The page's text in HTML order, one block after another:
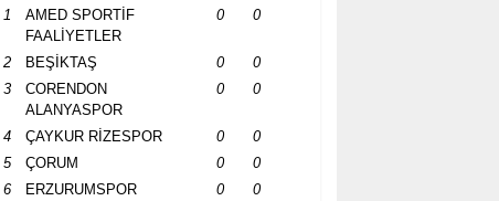
1
AMED SPORTİF
FAALİYETLER
0 0
2 BEŞİKTAŞ 0
0
3
CORENDON
ALANYASPOR
0 0
4 ÇAYKUR RİZESPOR 0
0
5
ÇORUM 0
0
6
ERZURUMSPOR 0
0